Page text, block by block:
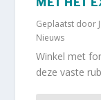
Geplaatst door
Nieuws
Winkel met
deze vaste